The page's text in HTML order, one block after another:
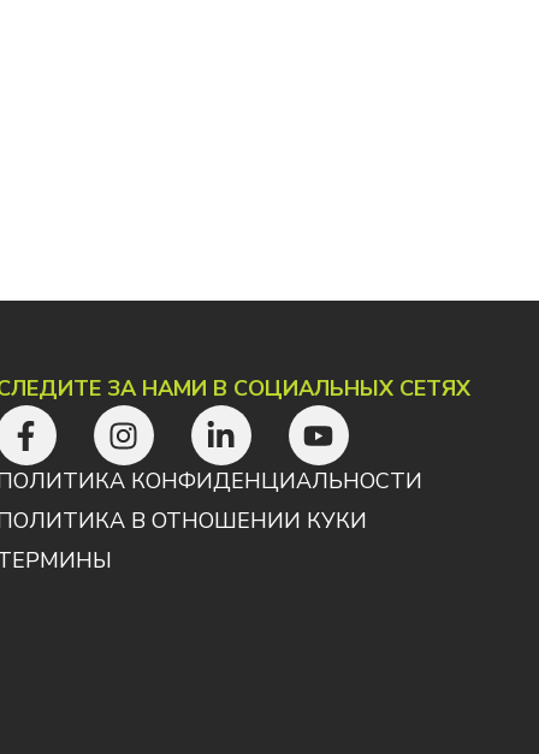
ЗА НАМИ В СОЦИАЛЬНЫХ СЕТЯХ
КОНФИДЕНЦИАЛЬНОСТИ
В ОТНОШЕНИИ КУКИ